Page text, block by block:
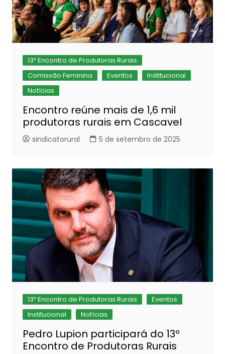
13º Encontro de Produtoras Rurais
Comissão Feminina
Eventos
Institucional
Notícias
Encontro reúne mais de 1,6 mil
produtoras rurais em Cascavel
sindicatorural 5 de setembro de 2025
13º Encontro de Produtoras Rurais
Eventos
Institucional
Notícias
Pedro Lupion participará do 13º
Encontro de Produtoras Rurais